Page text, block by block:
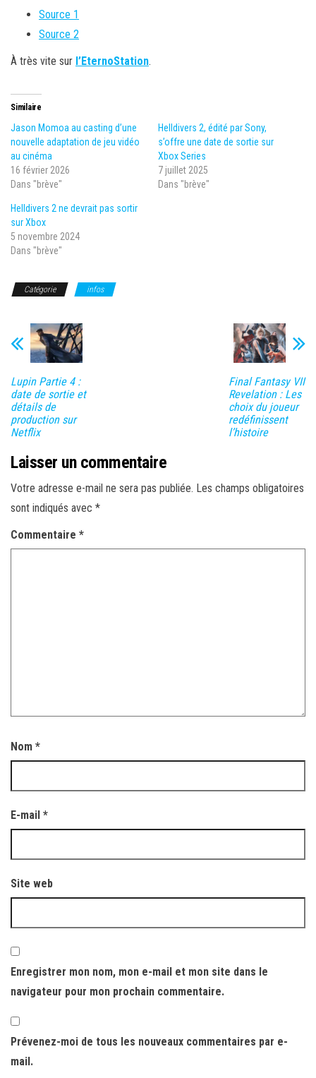
Source 1
Source 2
À très vite sur l’EternoStation.
Similaire
Jason Momoa au casting d’une
nouvelle adaptation de jeu vidéo
au cinéma
16 février 2026
Dans "brève"
Helldivers 2, édité par Sony,
s’offre une date de sortie sur
Xbox Series
7 juillet 2025
Dans "brève"
Helldivers 2 ne devrait pas sortir
sur Xbox
5 novembre 2024
Dans "brève"
Catégorie infos
Lupin Partie 4 :
date de sortie et
détails de
production sur
Netflix
Final Fantasy VII
Revelation : Les
choix du joueur
redéfinissent
l’histoire
Laisser un commentaire
Votre adresse e-mail ne sera pas publiée. Les champs obligatoires
sont indiqués avec *
Commentaire *
Nom *
E-mail *
Site web
Enregistrer mon nom, mon e-mail et mon site dans le
navigateur pour mon prochain commentaire.
Prévenez-moi de tous les nouveaux commentaires par e-
mail.